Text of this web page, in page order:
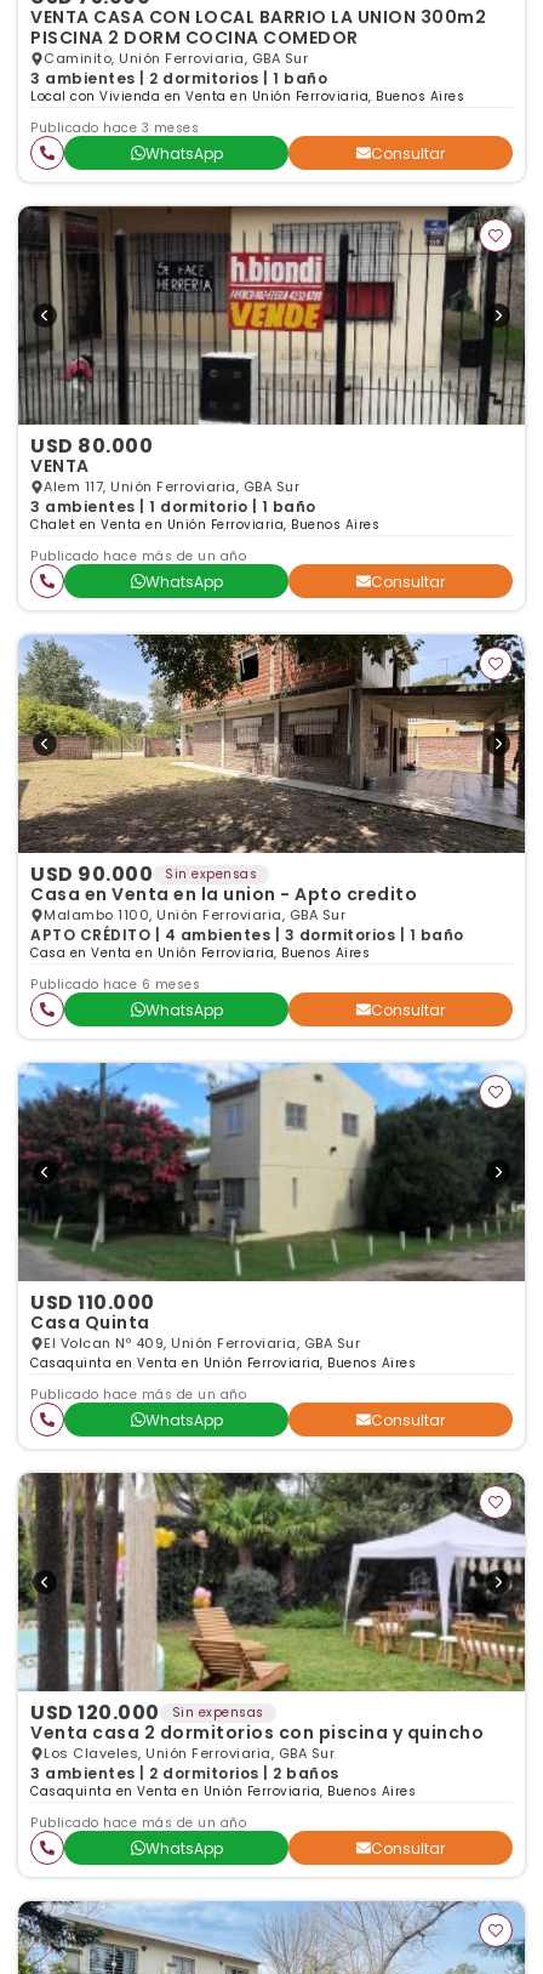
VENTA CASA CON LOCAL BARRIO LA UNION 300m2
PISCINA 2 DORM COCINA COMEDOR
Caminito, Unión Ferroviaria, GBA Sur
3 ambientes | 2 dormitorios | 1 baño
Local con Vivienda en Venta en Unión Ferroviaria, Buenos Aires
Publicado hace 3 meses
WhatsApp Consultar
USD 80.000
VENTA
Alem 117, Unión Ferroviaria, GBA Sur
3 ambientes | 1 dormitorio | 1 baño
Chalet en Venta en Unión Ferroviaria, Buenos Aires
Publicado hace más de un año
WhatsApp Consultar
USD 90.000 Sin expensas
Casa en Venta en la union - Apto credito
Malambo 1100, Unión Ferroviaria, GBA Sur
APTO CRÉDITO | 4 ambientes | 3 dormitorios | 1 baño
Casa en Venta en Unión Ferroviaria, Buenos Aires
Publicado hace 6 meses
WhatsApp Consultar
USD 110.000
Casa Quinta
El Volcan Nº 409, Unión Ferroviaria, GBA Sur
Casaquinta en Venta en Unión Ferroviaria, Buenos Aires
Publicado hace más de un año
WhatsApp Consultar
USD 120.000 Sin expensas
Venta casa 2 dormitorios con piscina y quincho
Los Claveles, Unión Ferroviaria, GBA Sur
3 ambientes | 2 dormitorios | 2 baños
Casaquinta en Venta en Unión Ferroviaria, Buenos Aires
Publicado hace más de un año
WhatsApp Consultar